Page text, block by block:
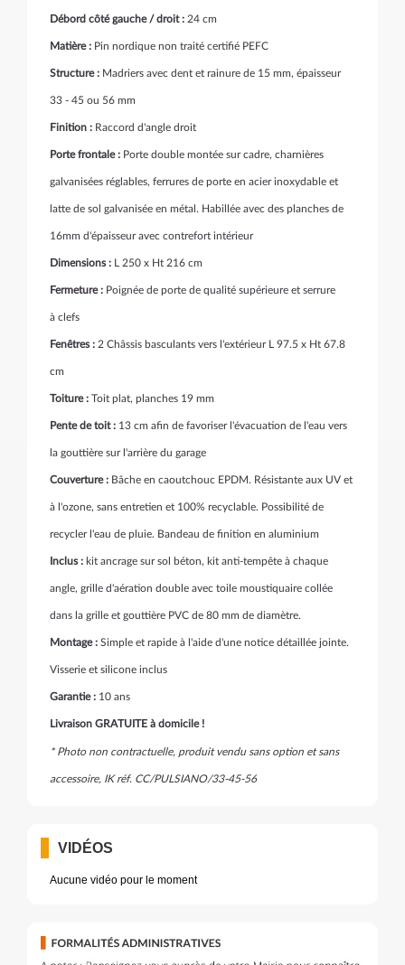
Débord côté gauche / droit : 24 cm
Matière : Pin nordique non traité certifié PEFC
Structure : Madriers avec dent et rainure de 15 mm, épaisseur
33 - 45 ou 56 mm
Finition : Raccord d'angle droit
Porte frontale : Porte double montée sur cadre, charnières
galvanisées réglables, ferrures de porte en acier inoxydable et
latte de sol galvanisée en métal. Habillée avec des planches de
16mm d'épaisseur avec contrefort intérieur
Dimensions : L 250 x Ht 216 cm
Fermeture : Poignée de porte de qualité supérieure et serrure
à clefs
Fenêtres : 2 Châssis basculants vers l'extérieur L 97.5 x Ht 67.8
cm
Toiture : Toit plat, planches 19 mm
Pente de toit : 13 cm afin de favoriser l'évacuation de l'eau vers
la gouttière sur l'arrière du garage
Couverture : Bâche en caoutchouc EPDM. Résistante aux UV et
à l'ozone, sans entretien et 100% recyclable. Possibilité de
recycler l'eau de pluie. Bandeau de finition en aluminium
Inclus : kit ancrage sur sol béton, kit anti-tempête à chaque
angle, grille d'aération double avec toile moustiquaire collée
dans la grille et gouttière PVC de 80 mm de diamètre.
Montage : Simple et rapide à l'aide d'une notice détaillée jointe.
Visserie et silicone inclus
Garantie : 10 ans
Livraison GRATUITE à domicile !
* Photo non contractuelle, produit vendu sans option et sans
accessoire, IK réf. CC/PULSIANO/33-45-56
VIDÉOS
Aucune vidéo pour le moment